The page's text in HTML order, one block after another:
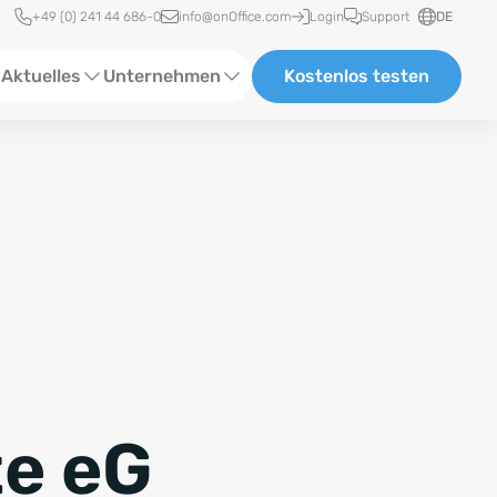
Schnellzugriff
+49 (0) 241 44 686-0 info@onOffice.com Login Support DE
Aktuelles Unternehmen Kostenlos testen
eG